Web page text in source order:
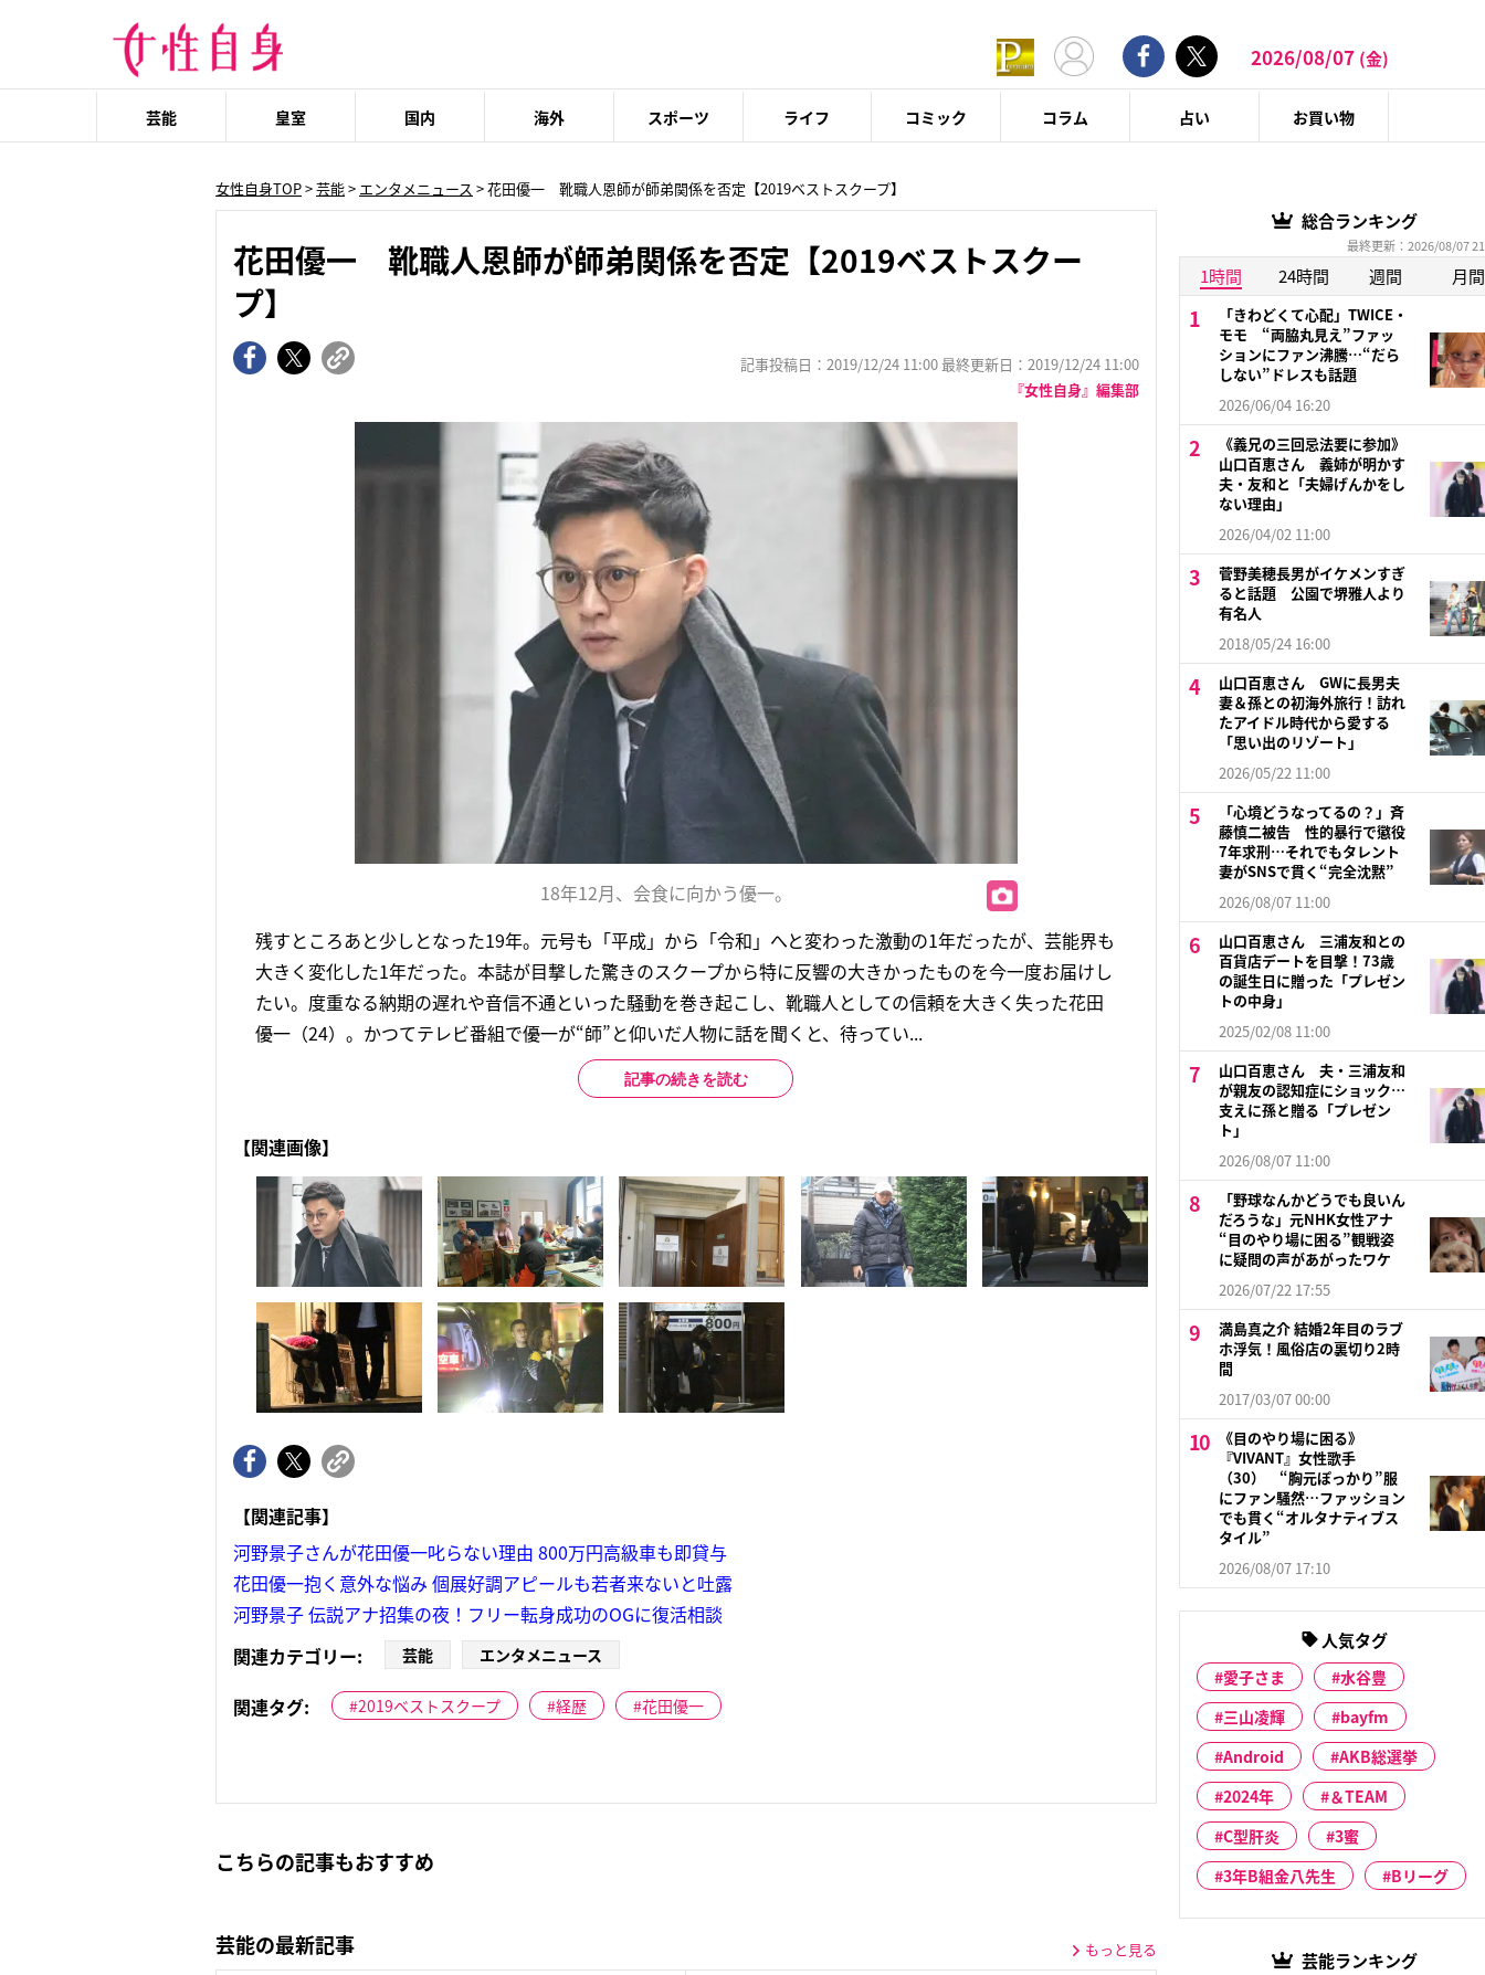
2026/08/07 (金)
芸能 皇室 国内 海外 スポーツ ライフ コミック コラム 占い お買い物
女性自身TOP>芸能> エンタメニュース > 花田優一 靴職人恩師が師弟関係を否定【2019ベストスクープ】
花田優一 靴職人恩師が師弟関係を否定【2019ベストスクー
プ】
記事投稿日：2019/12/24 11:00 最終更新日：2019/12/24 11:00
『女性自身』編集部
18年12月、会食に向かう優一。
残すところあと少しとなった19年。元号も「平成」から「令和」へと変わった激動の1年だったが、芸能界も
大きく変化した1年だった。本誌が目撃した驚きのスクープから特に反響の大きかったものを今一度お届けし
たい。度重なる納期の遅れや音信不通といった騒動を巻き起こし、靴職人としての信頼を大きく失った花田
優一（24）。かつてテレビ番組で優一が“師”と仰いだ人物に話を聞くと、待ってい...
記事の続きを読む
【関連画像】
【関連記事】
河野景子さんが花田優一叱らない理由 800万円高級車も即貸与
花田優一抱く意外な悩み 個展好調アピールも若者来ないと吐露
河野景子 伝説アナ招集の夜！フリー転身成功のOGに復活相談
関連カテゴリー:
芸能 エンタメニュース
関連タグ: 2019ベストスクープ 経歴 花田優一
こちらの記事もおすすめ
芸能の最新記事 もっと見る
総合ランキング
最終更新：2026/08/07
1時間 24時間 週間 月間
「きわどくて心配」TWICE・
モモ “両脇丸見え”ファッ
ションにファン沸騰…“だら
しない”ドレスも話題
2026/06/04 16:20
《義兄の三回忌法要に参加》
山口百恵さん 義姉が明かす
夫・友和と「夫婦げんかをし
ない理由」
2026/04/02 11:00
菅野美穂長男がイケメンすぎ
ると話題 公園で堺雅人より
有名人
2018/05/24 16:00
山口百恵さん GWに長男夫
妻＆孫との初海外旅行！訪れ
たアイドル時代から愛する
「思い出のリゾート」
2026/05/22 11:00
「心境どうなってるの？」斉
藤慎二被告 性的暴行で懲役
7年求刑…それでもタレント
妻がSNSで貫く“完全沈黙”
2026/08/07 11:00
山口百恵さん 三浦友和との
百貨店デートを目撃！73歳
の誕生日に贈った「プレゼン
トの中身」
2025/02/08 11:00
山口百恵さん 夫・三浦友和
が親友の認知症にショック…
支えに孫と贈る「プレゼン
ト」
2026/08/07 11:00
「野球なんかどうでも良いん
だろうな」元NHK女性アナ
“目のやり場に困る”観戦姿
に疑問の声があがったワケ
2026/07/22 17:55
満島真之介 結婚2年目のラブ
ホ浮気！風俗店の裏切り2時
間
2017/03/07 00:00
《目のやり場に困る》
『VIVANT』女性歌手
（30） “胸元ぽっかり”服
にファン騒然…ファッション
でも貫く“オルタナティブス
タイル”
2026/08/07 17:10
人気タグ
愛子さま
水谷豊
三山凌輝
bayfm
Android
AKB総選挙
2024年
＆TEAM
C型肝炎
3蜜
3年B組金八先生
Bリーグ
芸能ランキング